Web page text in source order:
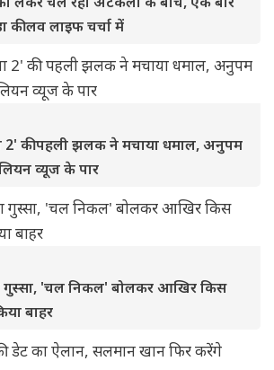
की लव लाइफ चर्चा में
2' की पहली झलक ने मचाया धमाल, अनुपम
व्यूज के पार
'चल निकल' बोलकर आखिर किस
बाहर